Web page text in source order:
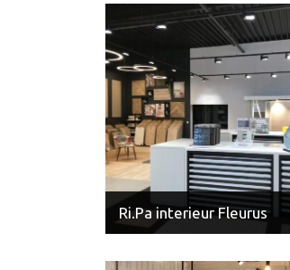
Ri.Pa interieur Fleurus